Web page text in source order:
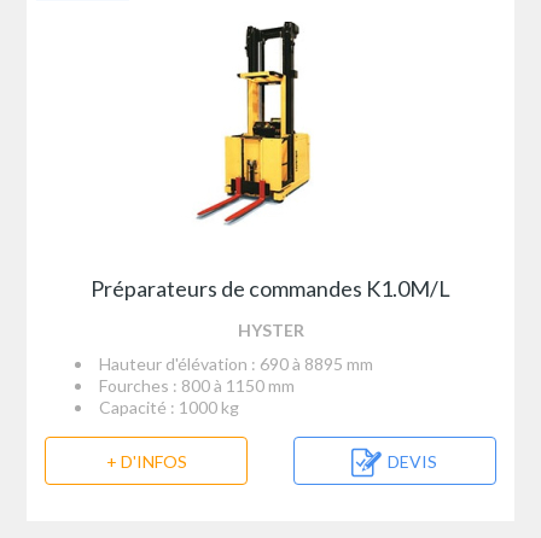
Préparateurs de commandes K1.0M/L
HYSTER
Hauteur d'élévation : 690 à 8895 mm
Fourches : 800 à 1150 mm
Capacité : 1000 kg
+ D'INFOS DEVIS